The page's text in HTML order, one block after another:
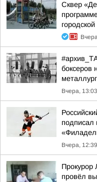
Сквер
боксеров
Вчера, 13:03
подписал
Вчера, 12:39
Прокурор
провёл